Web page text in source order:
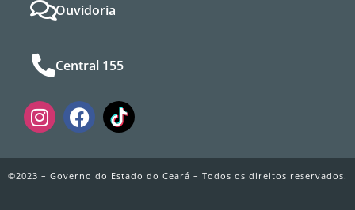
Ouvidoria
Central 155
©2023 – Governo do Estado do Ceará – Todos os direitos reservados.